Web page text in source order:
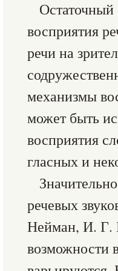
Остаточный
восприятия
речи на
механизмы
может быть
восприятия
гласных и
речевых
Нейман, И. Г.
возможности